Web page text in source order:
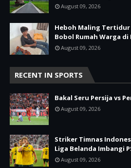
August 09, 2026
Heboh Maling Tertidur
Bobol Rumah Warga di
August 09, 2026
RECENT IN SPORTS
Bakal Seru Persija vs
August 09, 2026
Striker Timnas
Liga Belanda Imbangi
August 09, 2026